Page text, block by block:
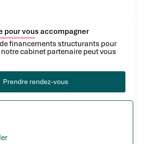
pour vous accompagner
financements structurants pour
cabinet partenaire peut vous
Prendre rendez-vous